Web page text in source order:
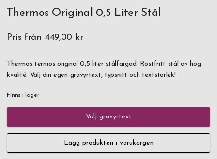
Thermos Original 0,5 Liter Stål
Pris från 449,00 kr
Thermos termos original 0,5 liter stålfärgad. Rostfritt stål av hög
kvalité. Välj din egen gravyrtext, typsnitt och textstorlek!
Finns i lager
Välj gravyrtext
Lägg produkten i varukorgen